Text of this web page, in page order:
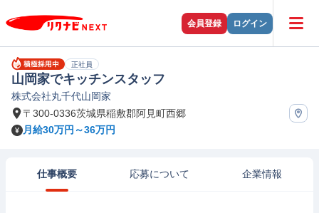
会員登録 ログイン
正社員
山岡家でキッチンスタッフ
株式会社丸千代山岡家
〒300-0336茨城県稲敷郡阿見町西郷
月給30万円～36万円
仕事概要 応募について 企業情報